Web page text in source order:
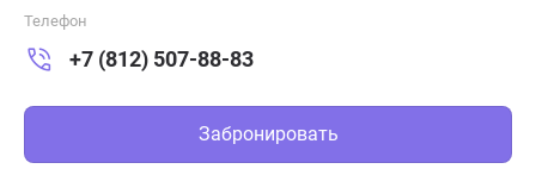
Телефон
+7 (812) 507-88-83
Забронировать